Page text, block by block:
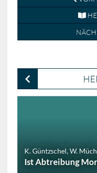
K. Güntzschel, W.
Ist Abtreibung